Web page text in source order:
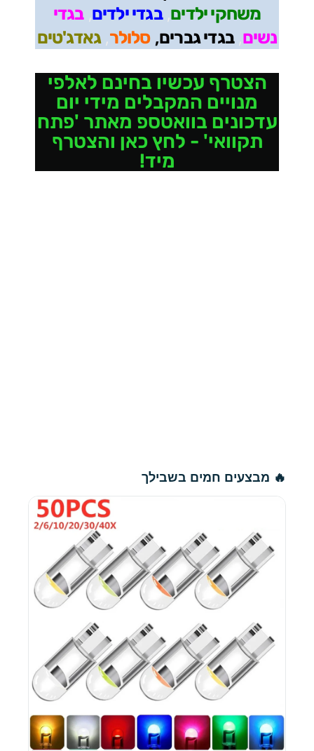
משחקי ילדים,בגדי ילדים,בגדי
נשים,בגדי גברים, סלולר,גאדג'טים
הצטרף עכשיו בחינם לאלפי
מנויים המקבלים מידי יום
עדכונים בוואטספ מאתר 'פתח
תקוואי' - לחץ כאן והצטרף
מיד!
🔥 מבצעים חמים בשבילך